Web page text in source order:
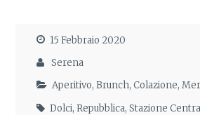
15 Febbraio 2020
Serena
Aperitivo,Brunch,Colazione,
Dolci,Repubblica,Stazione